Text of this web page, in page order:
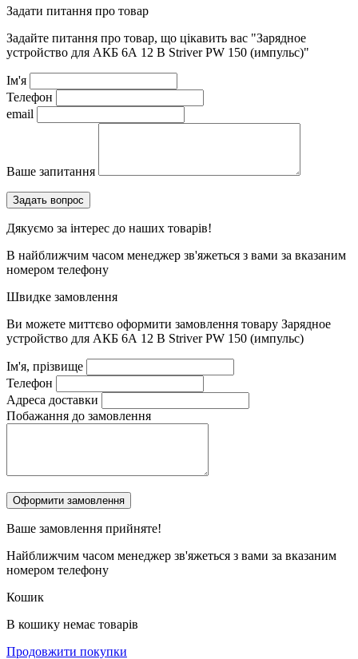
Задати питання про товар
Задайте питання про товар, що цікавить вас "Зарядное
устройство для АКБ 6А 12 B Striver PW 150 (импульс)"
Ім'я
Телефон
email
Ваше запитання
Дякуємо за інтерес до наших товарів!
В найближчим часом менеджер зв'яжеться з вами за вказаним
номером телефону
Швидке замовлення
Ви можете миттєво оформити замовлення товару Зарядное
устройство для АКБ 6А 12 B Striver PW 150 (импульс)
Ім'я, прізвище
Телефон
Адреса доставки
Побажання до замовлення
Ваше замовлення прийняте!
Найближчим часом менеджер зв'яжеться з вами за вказаним
номером телефону
Кошик
В кошику немає товарів
Продовжити покупки